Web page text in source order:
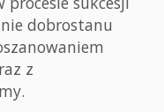
dobrostanu
z